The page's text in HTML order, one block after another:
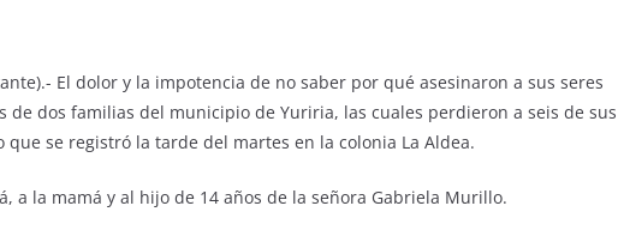
El dolor y la impotencia de no saber por qué asesinaron a sus seres
de dos familias del municipio de Yuriria, las cuales perdieron a seis de sus
se registró la tarde del martes en la colonia La Aldea.
a la mamá y al hijo de 14 años de la señora Gabriela Murillo.